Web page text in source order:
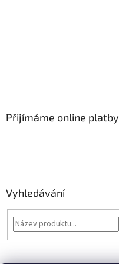
Přijímáme online platby
Vyhledávání